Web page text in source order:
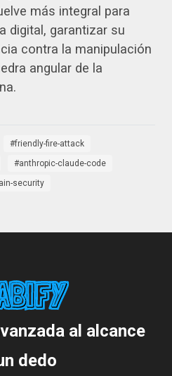
más integral para
digital, garantizar su
contra la manipulación
angular de la
friendly-fire-attack
anthropic-claude-code
security
al alcance
dedo